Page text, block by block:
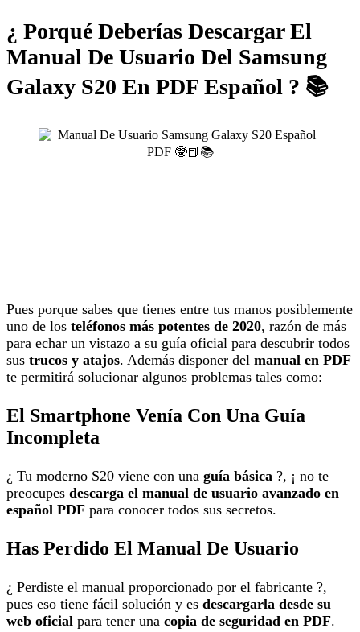
¿ Porqué Deberías Descargar El
Manual De Usuario Del Samsung
Galaxy S20 En PDF Español ? 📚
Pues porque sabes que tienes entre tus manos posiblemente
uno de los teléfonos más potentes de 2020, razón de más
para echar un vistazo a su guía oficial para descubrir todos
sus trucos y atajos. Además disponer del manual en PDF
te permitirá solucionar algunos problemas tales como:
El Smartphone Venía Con Una Guía
Incompleta
¿ Tu moderno S20 viene con una guía básica ?, ¡ no te
preocupes descarga el manual de usuario avanzado en
español PDF para conocer todos sus secretos.
Has Perdido El Manual De Usuario
¿ Perdiste el manual proporcionado por el fabricante ?,
pues eso tiene fácil solución y es descargarla desde su
web oficial para tener una copia de seguridad en PDF.